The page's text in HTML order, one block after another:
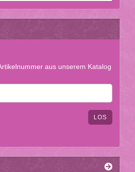
aus unserem Katalog
LOS